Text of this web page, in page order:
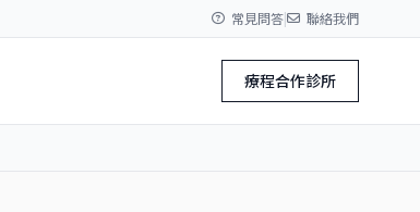
常見問答| 聯絡我們
療程合作診所